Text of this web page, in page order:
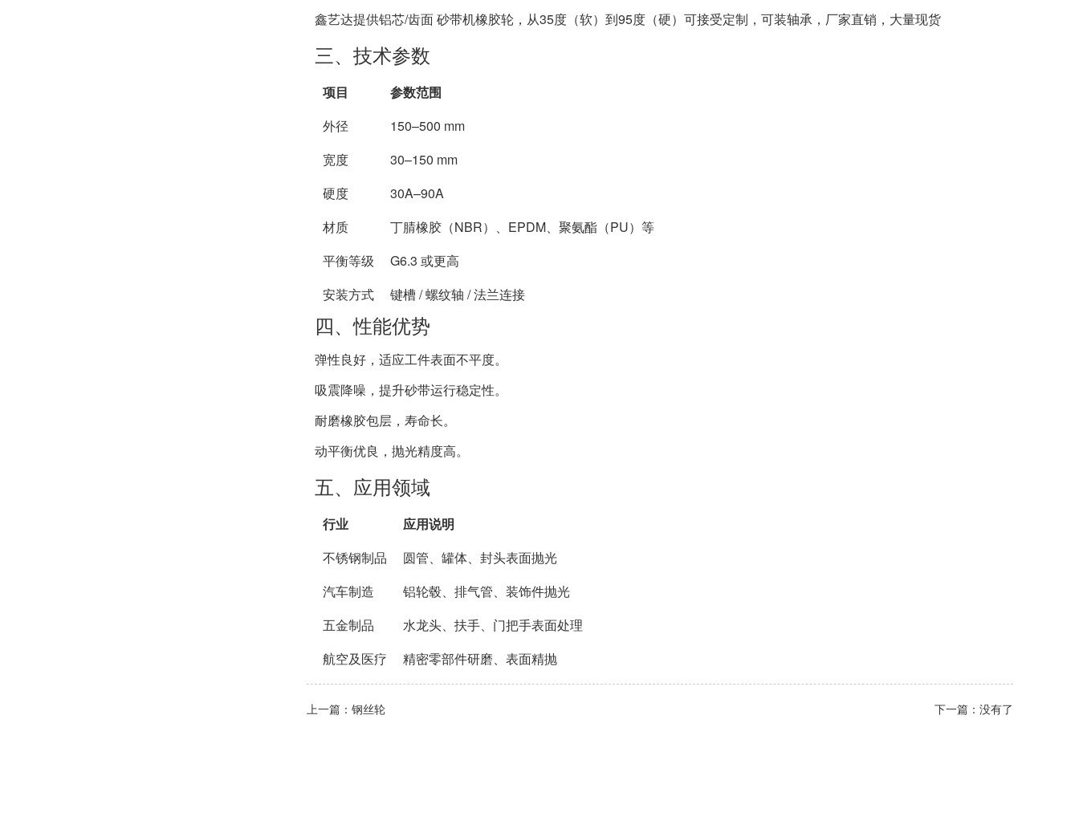
鑫艺达提供铝芯/齿面 砂带机橡胶轮，从35度（软）到95度（硬）可接受定制，可装轴承，厂家直销，大量现货
三、技术参数
项目
参数范围
外径
150–500 mm
宽度
30–150 mm
硬度
30A–90A
材质
丁腈橡胶（NBR）、EPDM、聚氨酯（PU）等
平衡等级
G6.3 或更高
安装方式
键槽 / 螺纹轴 / 法兰连接
四、性能优势
弹性良好，适应工件表面不平度。
吸震降噪，提升砂带运行稳定性。
耐磨橡胶包层，寿命长。
动平衡优良，抛光精度高。
五、应用领域
行业
应用说明
不锈钢制品
圆管、罐体、封头表面抛光
汽车制造
铝轮毂、排气管、装饰件抛光
五金制品
水龙头、扶手、门把手表面处理
航空及医疗
精密零部件研磨、表面精抛
上一篇：钢丝轮 下一篇：没有了